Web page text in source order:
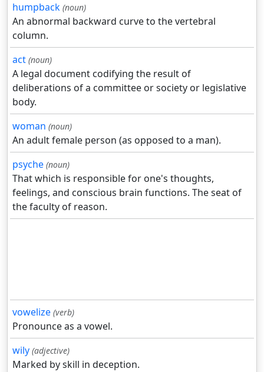
humpback (noun)
An abnormal backward curve to the vertebral
column.
act (noun)
A legal document codifying the result of
deliberations of a committee or society or legislative
body.
woman (noun)
An adult female person (as opposed to a man).
psyche (noun)
That which is responsible for one's thoughts,
feelings, and conscious brain functions. The seat of
the faculty of reason.
vowelize (verb)
Pronounce as a vowel.
wily (adjective)
Marked by skill in deception.